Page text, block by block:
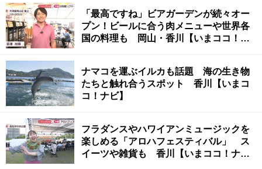
「最高ですね」ビアガーデンが続々オー
プン！ビールに合う肉メニューや世界各
国の料理も 岡山・香川【いまココ！ナ
ナマコを運ぶイルカも話題 海の生き物
たちと触れ合うスポット 香川【いまコ
コ！ナビ】
フラダンスやハワイアンミュージックを
楽しめる「アロハフェスティバル」 ス
イーツや雑貨も 香川【いまココ！ナ